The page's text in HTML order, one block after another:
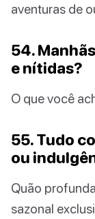
aventuras de
54.
e nítidas?
O que você
55. Tudo
ou
Quão
sazonal